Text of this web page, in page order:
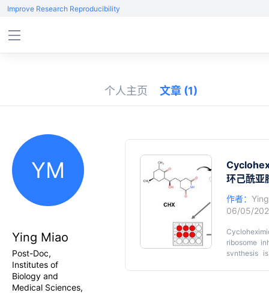
Improve Research Reproducibility
个人主页 文章 (1)
YM
Ying Miao
Post-Doc,
Institutes of
Biology and
Medical Sciences,
环己酰亚
作者：
06/05/
ribosome
synthesis